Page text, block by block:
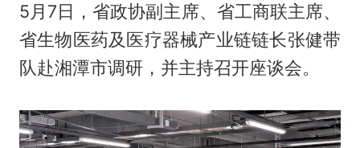
5月7日，省政协副主席、省工商联主席、
省生物医药及医疗器械产业链链长张健带
队赴湘潭市调研，并主持召开座谈会。